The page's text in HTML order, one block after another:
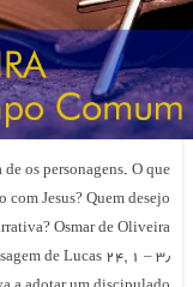
os personagens. O que
com Jesus? Quem desejo
Osmar de Oliveira